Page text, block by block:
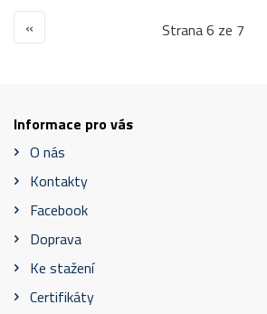
« Strana 6 ze 7
Informace pro vás
O nás
Kontakty
Facebook
Doprava
Ke stažení
Certifikáty